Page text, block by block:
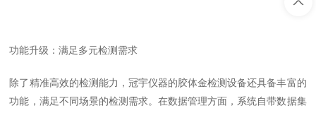
功能升级：满足多元检测需求
除了精准高效的检测能力，冠宇仪器的胶体金检测设备还具备丰富的
功能，满足不同场景的检测需求。在数据管理方面，系统自带数据集